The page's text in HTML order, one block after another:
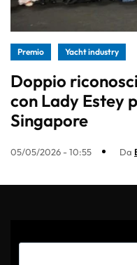
Premio Yacht industry
Doppio
con Lady Estey
Singapore
05/05/2026 - 10:55 Da